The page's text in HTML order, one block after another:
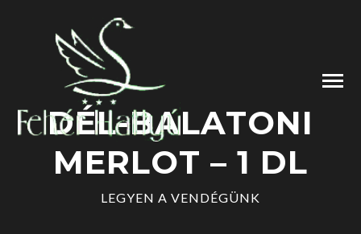
DÉL-BALATONI
MERLOT – 1 DL
LEGYEN A VENDÉGÜNK